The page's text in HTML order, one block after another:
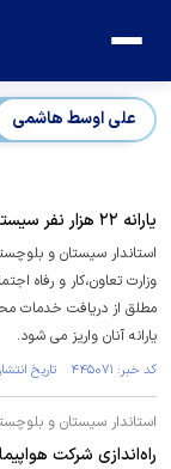
علی اوسط هاشمی
یارانه ۲۲ هزار نفر سیستان و بلوچستانی صاحب هویت شده واریز می‌شود
استاندار سیستان و
یارانه آنان واریز می شود.
کد خبر: ۴۴۵۰۷۱ تاریخ انتشار : ۱۳۹۶/۰۲/۲۱
استاندار سیستان و
راه‌اندازی شرکت